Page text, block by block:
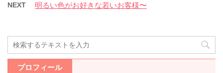
NEXT 明るい色がお好きな若いお客様〜
プロフィール